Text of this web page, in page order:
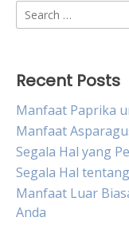
Search
for:
Recent Posts
Manfaat Paprika
Manfaat
Segala Hal yang
Segala Hal
Manfaat Luar
Anda